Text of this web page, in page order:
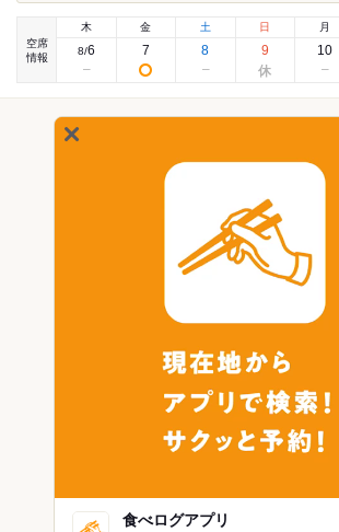
空席
情報
木
8/6
金
7
土
8
日
9
月
10
食べログアプリ